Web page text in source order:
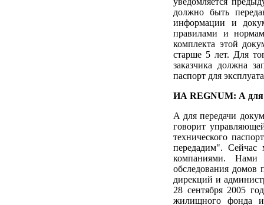
должно быть
информации и
правилами и
комплекта этой
старше 5 лет. Для
заказчика должна
паспорт для
ИА REGNUM: А для
А для передачи
говорит
технического
передадим".
компаниями. Нами
обследования домов
дирекций и
28 сентября 2005
жилищного фонда